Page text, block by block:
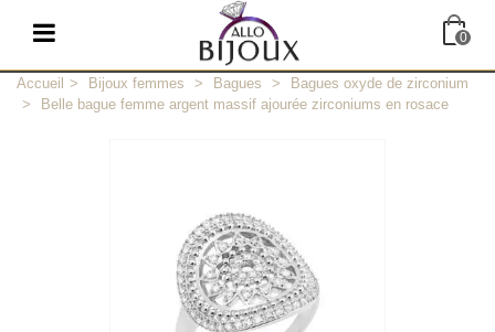
0
Accueil > Bijoux femmes > Bagues >
Bagues oxyde de zirconium
>
Belle bague femme argent massif ajourée zirconiums en rosace